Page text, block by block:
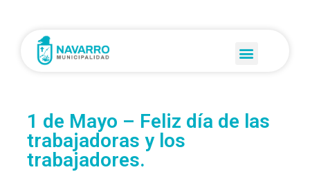
1 de Mayo – Feliz día de las
trabajadoras y los
trabajadores.